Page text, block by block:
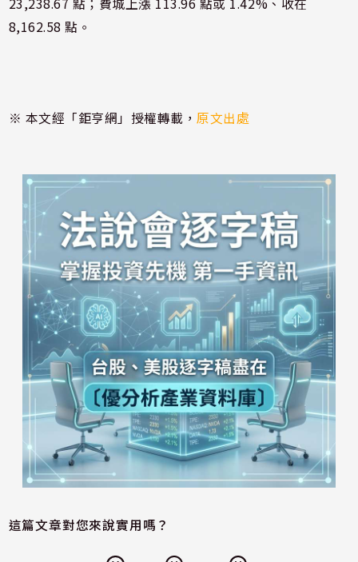
8,162.58 點。
※ 本文經「鉅亨網」授權轉載，原文出處
這篇文章對您來說實用嗎？